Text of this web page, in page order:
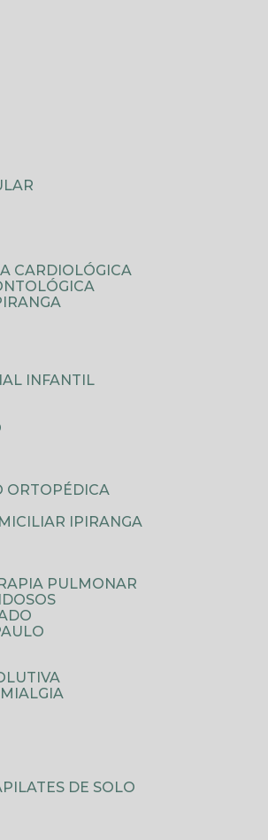
CARDIOLÓGICA
INFANTIL
ORTOPÉDICA
IPIRANGA
PULMONAR
PILATES DE SOLO